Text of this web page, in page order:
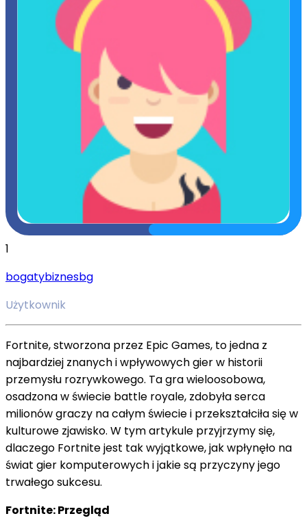
1
bogatybiznesbg
Użytkownik
Fortnite, stworzona przez Epic Games, to jedna z
najbardziej znanych i wpływowych gier w historii
przemysłu rozrywkowego. Ta gra wieloosobowa,
osadzona w świecie battle royale, zdobyła serca
milionów graczy na całym świecie i przekształciła się w
kulturowe zjawisko. W tym artykule przyjrzymy się,
dlaczego Fortnite jest tak wyjątkowe, jak wpłynęło na
świat gier komputerowych i jakie są przyczyny jego
trwałego sukcesu.
Fortnite: Przegląd